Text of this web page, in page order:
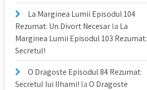
La Marginea Lumii Episodul 104
Rezumat: Un Divort Necesarla La
Marginea Lumii Episodul 103 Rezumat:
Secretul!
O Dragoste Episodul 84 Rezumat:
Secretul lui Ilhami! laO Dragoste